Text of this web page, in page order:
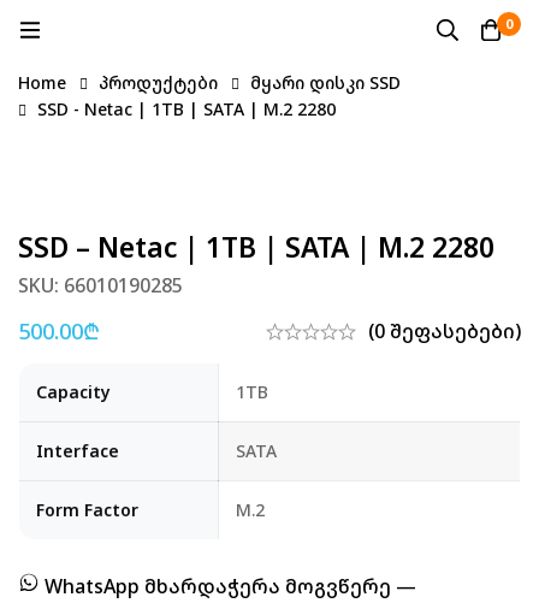
0
Home პროდუქტები
მყარი დისკი SSD
SSD - Netac | 1TB | SATA | M.2 2280
SSD – Netac | 1TB | SATA | M.2 2280
SKU: 66010190285
500.00₾ (0 შეფასებები)
Capacity 1TB
Interface SATA
Form Factor M.2
WhatsApp მხარდაჭერა მოგვწერე —